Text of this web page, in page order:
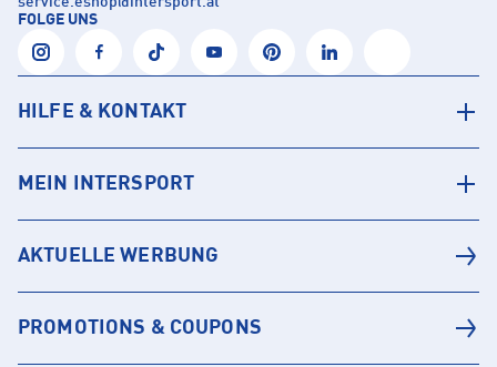
FOLGE UNS
HILFE & KONTAKT
MEIN INTERSPORT
AKTUELLE WERBUNG
PROMOTIONS & COUPONS